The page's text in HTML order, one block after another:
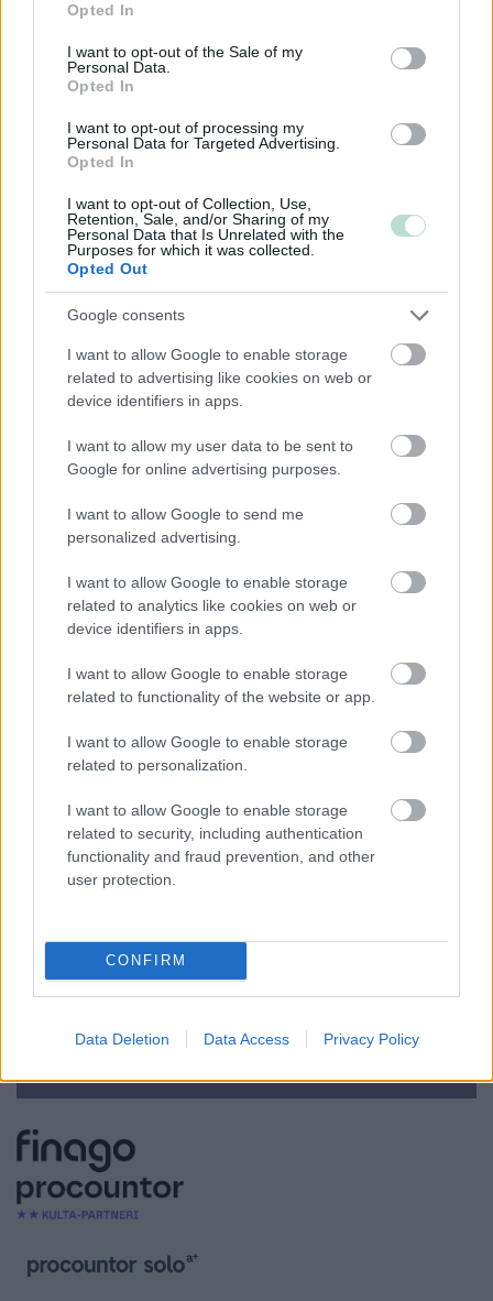
use your data for below specified purposes in below Google
consent section.
Opted In
I want to opt-out of the Sale of my
Personal Data.
Opted In
I want to opt-out of processing my
Personal Data for Targeted Advertising.
Opted In
I want to opt-out of Collection, Use,
Retention, Sale, and/or Sharing of my
Personal Data that Is Unrelated with the
Purposes for which it was collected.
Opted Out
Google consents
I want to allow Google to enable storage
related to advertising like cookies on web or
device identifiers in apps.
I want to allow my user data to be sent to
Google for online advertising purposes.
I want to allow Google to send me
personalized advertising.
I want to allow Google to enable storage
related to analytics like cookies on web or
device identifiers in apps.
I want to allow Google to enable storage
related to functionality of the website or app.
I want to allow Google to enable storage
related to personalization.
I want to allow Google to enable storage
related to security, including authentication
functionality and fraud prevention, and other
user protection.
CONFIRM
Data Deletion Data Access Privacy Policy
Toimiala
Kuljetusliike­toiminta
Majoitus- ja ravitsemistoiminta
Palveluliiketoiminta
Rahoitus- ja vakuutustoiminta
Rakentaminen
Teollisuus
Terveys- ja sosiaalipalvelut
Palvelutarjonta
tilinpäätökset
Lakisääteinen kirjanpito
Liiketoiminnan kehittämispalvelut (esim.
Maksatuspalvelut
Ostolaskuihin liittyvät palvelut
Palkkahallinnon palvelut
Sisäinen laskenta
Talouspäällikköpalvelut
Yrityksen elinkaarenhallinta (esim. yrityksen
YHTEYSTIEDOT